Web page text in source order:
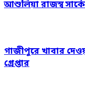
আশুলিয়া রাজস্ব
গাজীপুরে খাবার
গ্রেপ্তার